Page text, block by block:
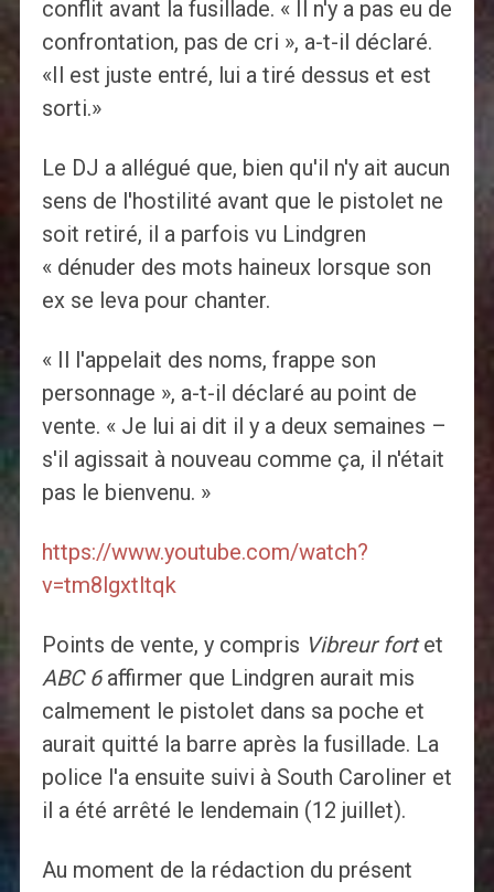
conflit avant la fusillade. « Il n'y a pas eu de
confrontation, pas de cri », a-t-il déclaré.
«Il est juste entré, lui a tiré dessus et est
sorti.»
Le DJ a allégué que, bien qu'il n'y ait aucun
sens de l'hostilité avant que le pistolet ne
soit retiré, il a parfois vu Lindgren
« dénuder des mots haineux lorsque son
ex se leva pour chanter.
« Il l'appelait des noms, frappe son
personnage », a-t-il déclaré au point de
vente. « Je lui ai dit il y a deux semaines –
s'il agissait à nouveau comme ça, il n'était
pas le bienvenu. »
https://www.youtube.com/watch?
v=tm8lgxtltqk
Points de vente, y compris Vibreur fortet
ABC 6affirmer que Lindgren aurait mis
calmement le pistolet dans sa poche et
aurait quitté la barre après la fusillade. La
police l'a ensuite suivi à South Caroliner et
il a été arrêté le lendemain (12 juillet).
Au moment de la rédaction du présent